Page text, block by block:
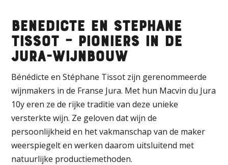
Benedicte en Stephane
Tissot – Pioniers in de
Jura-wijnbouw
Bénédicte en Stéphane Tissot zijn gerenommeerde
wijnmakers in de Franse Jura. Met hun Macvin du Jura
10y eren ze de rijke traditie van deze unieke
versterkte wijn. Ze geloven dat wijn de
persoonlijkheid en het vakmanschap van de maker
weerspiegelt en werken daarom uitsluitend met
natuurlijke productiemethoden.